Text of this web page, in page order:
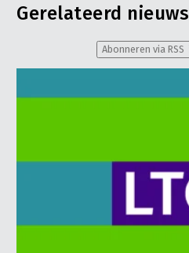
Gerelateerd nieuws
Abonneren via RSS